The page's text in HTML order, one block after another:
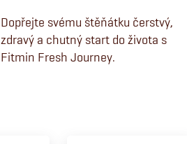
Dopřejte svému štěňátku čerstvý,
zdravý a chutný start do života s
Fitmin Fresh Journey.